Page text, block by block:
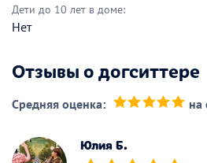
Дети до 10 лет в доме:
Нет
Отзывы о догситтере
Средняя оценка: на
Юлия Б.